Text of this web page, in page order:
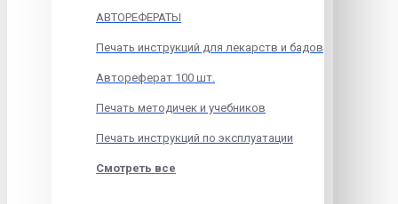
АВТОРЕФЕРАТЫ
Печать инструкций для лекарств и бадов
Автореферат 100 шт.
Печать методичек и учебников
Печать инструкций по эксплуатации
Смотреть все